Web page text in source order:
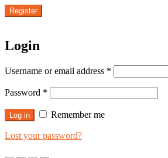
Register
Login
Username or email address *
Password *
Log in Remember me
Lost your password?